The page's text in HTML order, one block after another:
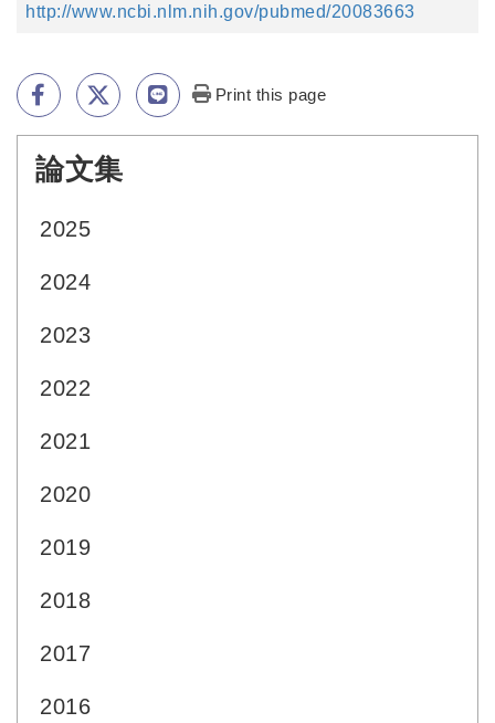
http://www.ncbi.nlm.nih.gov/pubmed/20083663
Print this page
論文集
2025
2024
2023
2022
2021
2020
2019
2018
2017
2016